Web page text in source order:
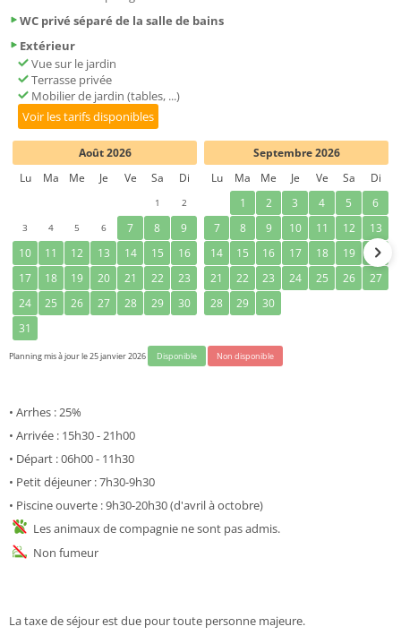
WC privé séparé de la salle de bains
Extérieur
Vue sur le jardin
Terrasse privée
Mobilier de jardin (tables, ...)
Voir les tarifs disponibles
Août 2026
Lu
Ma Me Je Ve Sa Di
1
2
3
4 5 6 7 8
9
10
11 12 13 14 15
16
17
18 19 20 21 22
23
24
25 26 27 28 29
30
31
Septembre 2026
Lu
Ma Me Je Ve Sa
Di
1
2 3 4 5
6
7
8 9 10 11 12
13
14
15 16 17 18 19
20
21
22 23 24 25 26
27
28
29 30
Planning mis à jour le 25 janvier 2026 Disponible Non disponible
• Arrhes : 25%
• Arrivée : 15h30 - 21h00
• Départ : 06h00 - 11h30
• Petit déjeuner : 7h30-9h30
• Piscine ouverte : 9h30-20h30 (d'avril à octobre)
Les animaux de compagnie ne sont pas admis.
Non fumeur
La taxe de séjour est due pour toute personne majeure.